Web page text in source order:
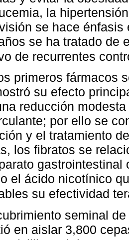
la
se hace
se ha tratado de
de recurrentes
primeros fármacos
su efecto
reducción
por ello se
y el tratamiento
los fibratos se
gastrointestinal
el ácido nicotínico
su efectividad
seminal
en aislar 3,800